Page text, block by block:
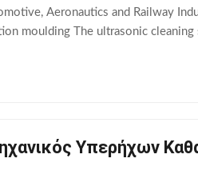
Aeronautics and Railway
moulding The ultrasonic
Υπερήχων